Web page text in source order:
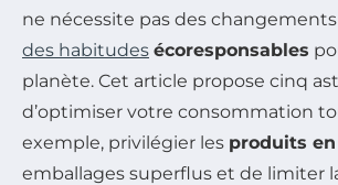
ne nécessite pas des
des habitudes écoresponsables
planète. Cet article propose cinq
d’optimiser votre consommation
exemple, privilégier les produits
emballages superflus et de limiter